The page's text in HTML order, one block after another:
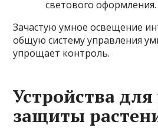
светового оформления.
Зачастую умное освещение
общую систему управления
упрощает контроль.
Устройства
защиты